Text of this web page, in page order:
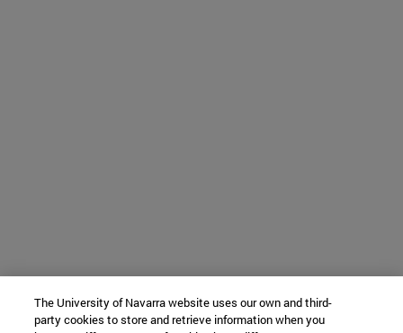
The University of Navarra website uses our own and third-
party cookies to store and retrieve information when you